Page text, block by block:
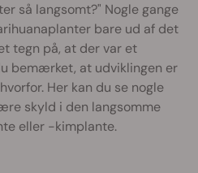
så langsomt?" Nogle gange
bare ud af det
tegn på, at der var et
bemærket, at udviklingen er
Her kan du se nogle
skyld i den langsomme
eller -kimplante.